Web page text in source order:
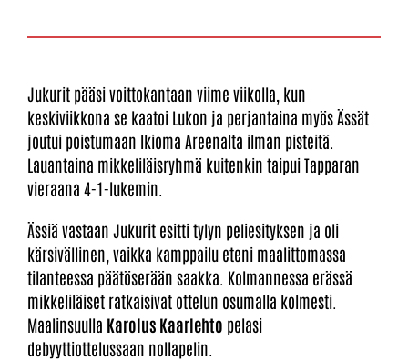
Jukurit pääsi voittokantaan viime viikolla, kun
keskiviikkona se kaatoi Lukon ja perjantaina myös Ässät
joutui poistumaan Ikioma Areenalta ilman pisteitä.
Lauantaina mikkeliläisryhmä kuitenkin taipui Tapparan
vieraana 4-1-lukemin.
Ässiä vastaan Jukurit esitti tylyn peliesityksen ja oli
kärsivällinen, vaikka kamppailu eteni maalittomassa
tilanteessa päätöserään saakka. Kolmannessa erässä
mikkeliläiset ratkaisivat ottelun osumalla kolmesti.
Maalinsuulla Karolus Kaarlehto pelasi
debyyttiottelussaan nollapelin.